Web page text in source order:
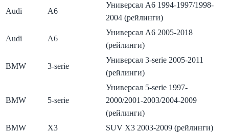
Audi A6
Универсал A6 1994-1997/1998-
2004 (рейлинги)
Audi A6
Универсал A6 2005-2018
(рейлинги)
BMW 3-serie
Универсал 3-serie 2005-2011
(рейлинги)
BMW 5-serie
Универсал 5-serie 1997-
2000/2001-2003/2004-2009
(рейлинги)
BMW
X3
SUV X3 2003-2009 (рейлинги)